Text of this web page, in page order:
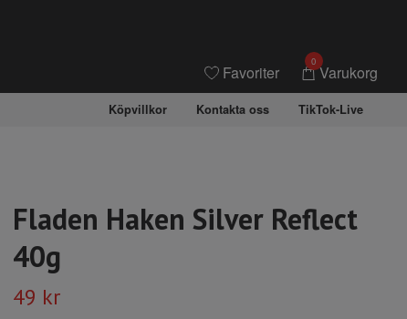
Favoriter
0
Varukorg
Köpvillkor Kontakta oss TikTok-Live
Fladen Haken Silver Reflect
40g
49 kr